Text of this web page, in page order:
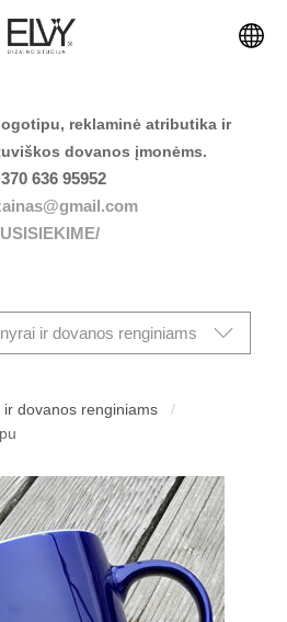
reklaminė atributika ir
dovanos įmonėms.
636 95952
ir dovanos renginiams
dovanos renginiams